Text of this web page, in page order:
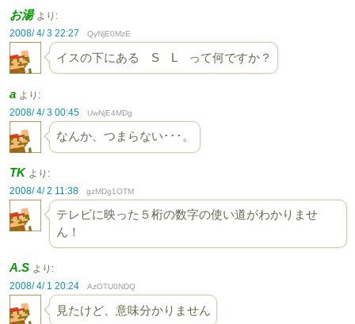
お湯 より:
2008/ 4/ 3 22:27
QyNjE0MzE
イスの下にある S L って何ですか？
a より:
2008/ 4/ 3 00:45
UwNjE4MDg
なんか、つまらない･･･。
TK より:
2008/ 4/ 2 11:38
gzMDg1OTM
テレビに映った５桁の数字の使い道がわかりませ
ん！
A.S より:
2008/ 4/ 1 20:24
AzOTU0NDQ
見たけど、意味分かりません